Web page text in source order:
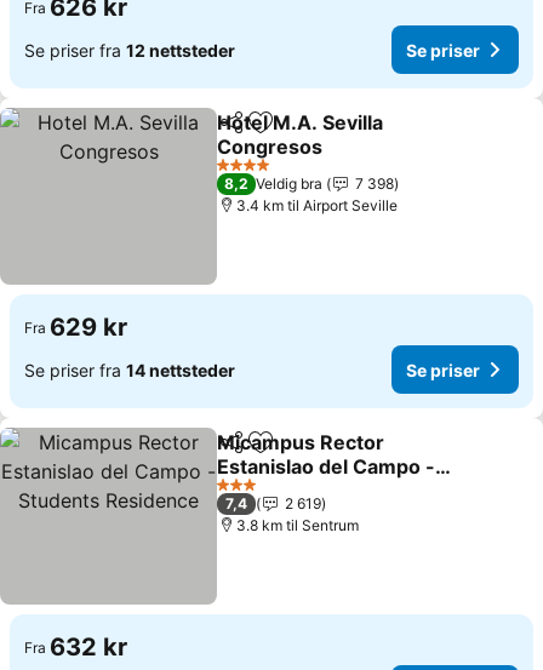
Fra 626 kr
Se priser fra 12 nettsteder Se priser
Del Legg til i favoritter
Hotel M.A. Sevilla
Congresos
4 Stjerner
8,2 Veldig bra
7 398
3.4 km til Airport Seville
Fra 629 kr
Se priser fra 14 nettsteder Se priser
Del Legg til i favoritter
Micampus Rector
Estanislao del Campo -
Students Residence
3 Stjerner
7,4
2 619
3.8 km til Sentrum
Fra 632 kr